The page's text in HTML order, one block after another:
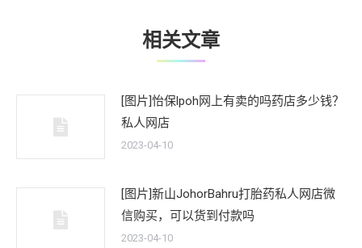
相关文章
[图片]怡保lpoh网上有卖的吗药店多少钱？
私人网店
2023-04-10
[图片]新山JohorBahru打胎药私人网店微
信购买，可以货到付款吗
2023-04-10